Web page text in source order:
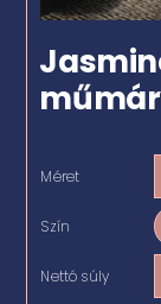
Méret
Szín
Nettó súly